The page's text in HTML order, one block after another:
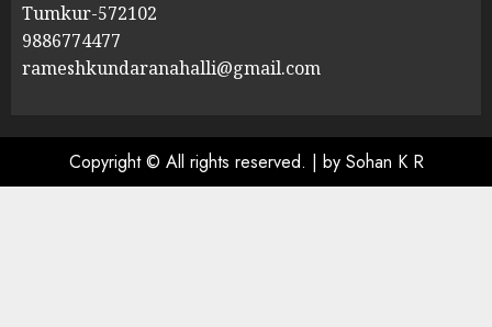
Tumkur-572102
9886774477
rameshkundaranahalli@gmail.com
Copyright © All rights reserved. | by Sohan K R